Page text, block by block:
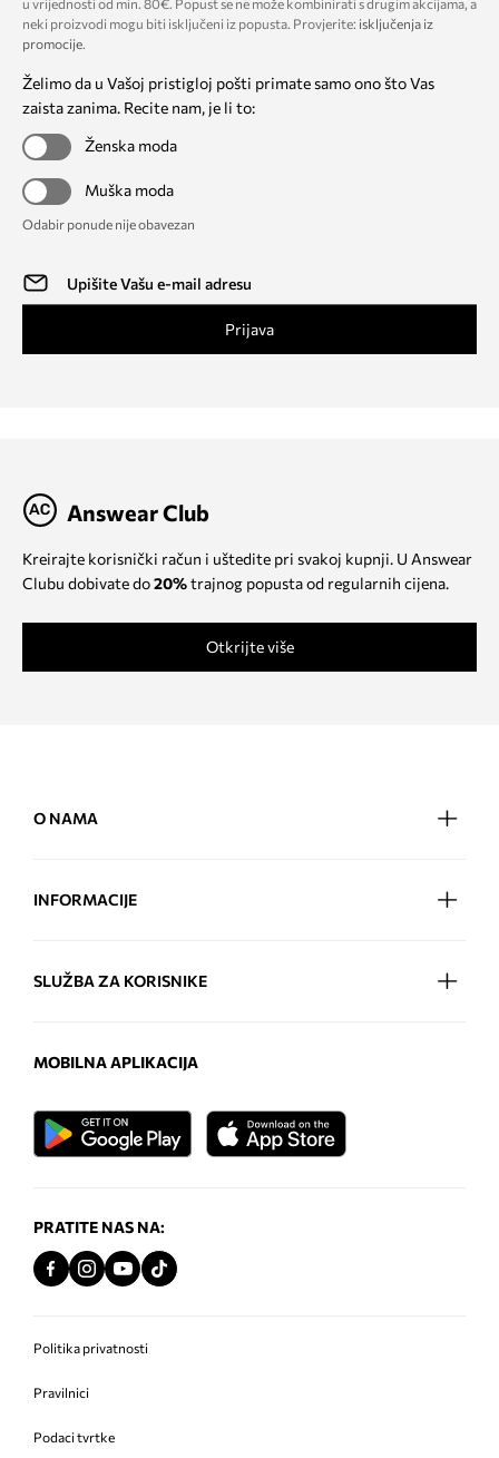
u vrijednosti od min. 80€. Popust se ne može kombinirati s drugim akcijama, a
neki proizvodi mogu biti isključeni iz popusta. Provjerite: isključenja iz
promocije.
Želimo da u Vašoj pristigloj pošti primate samo ono što Vas
zaista zanima. Recite nam, je li to:
Ženska moda
Muška moda
Odabir ponude nije obavezan
Prijava
Answear Club
Kreirajte korisnički račun i uštedite pri svakoj kupnji. U Answear
Clubu dobivate do20%trajnog popusta od regularnih cijena.
Otkrijte više
O NAMA
INFORMACIJE
SLUŽBA ZA KORISNIKE
MOBILNA APLIKACIJA
PRATITE NAS NA:
Politika privatnosti
Pravilnici
Podaci tvrtke